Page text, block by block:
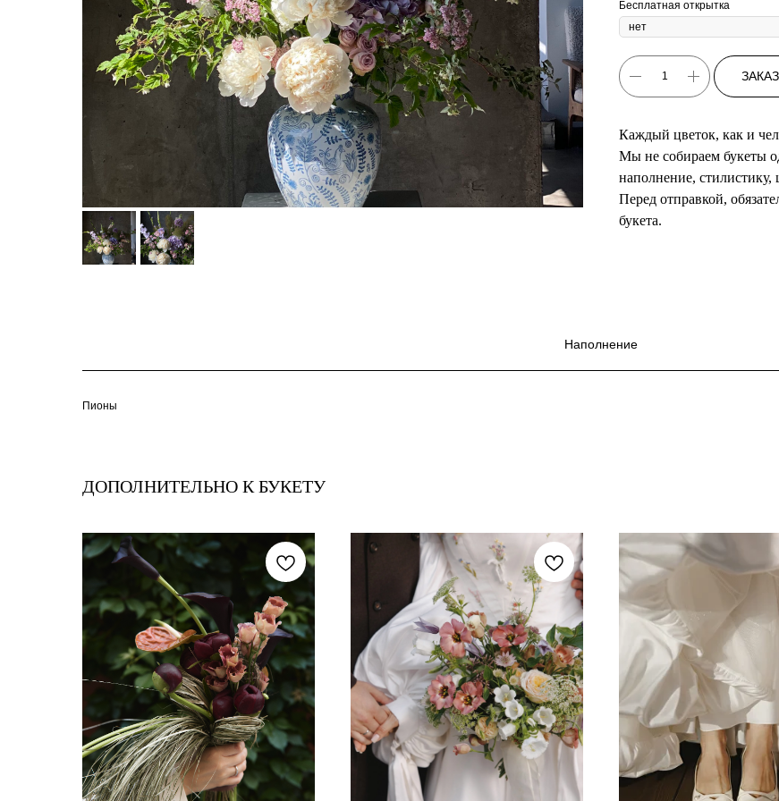
Бесплатная открытка
Каждый цветок, как и
Мы не собираем букеты
наполнение, стилистику,
Перед отправкой,
букета.
Наполнение
Пионы
ДОПОЛНИТЕЛЬНО К БУКЕТУ